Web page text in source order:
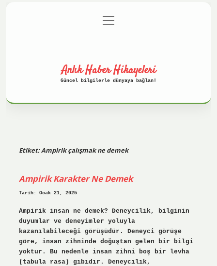
Gizlilik Politikası
menüyü
aç
Anlık Haber Hikayeleri
Güncel bilgilerle dünyaya bağlan!
Etiket:Ampirik çalışmak ne demek
Ampirik Karakter Ne Demek
Tarih: Ocak 21, 2025
Ampirik insan ne demek? Deneycilik, bilginin
duyumlar ve deneyimler yoluyla
kazanılabileceği görüşüdür. Deneyci görüşe
göre, insan zihninde doğuştan gelen bir bilgi
yoktur. Bu nedenle insan zihni boş bir levha
(tabula rasa) gibidir. Deneycilik,